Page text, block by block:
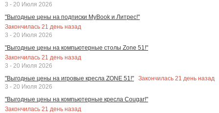
3 - 20 Июля 2026
"Выгодные цены на подписки MyBook и Литрес!"
Закончилась 21 день назад
3 - 20 Июля 2026
"Выгодные цены на компьютерные столы Zone 51!"
Закончилась 21 день назад
3 - 20 Июля 2026
"Выгодные цены на игровые кресла ZONE 51!"
Закончилась 21 день назад
3 - 20 Июля 2026
"Выгодные цены на компьютерные кресла Cougar!"
Закончилась 21 день назад